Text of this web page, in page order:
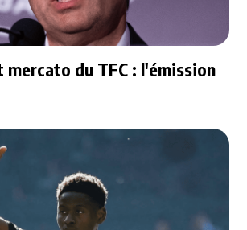
mercato du TFC : l'émission